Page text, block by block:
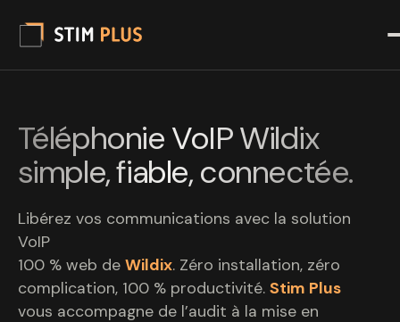
Téléphonie VoIP Wildix
simple, fiable, connectée.
Libérez vos communications avec la solution
VoIP
100 % web de Wildix. Zéro installation, zéro
complication, 100 % productivité. Stim Plus
vous accompagne de l’audit à la mise en